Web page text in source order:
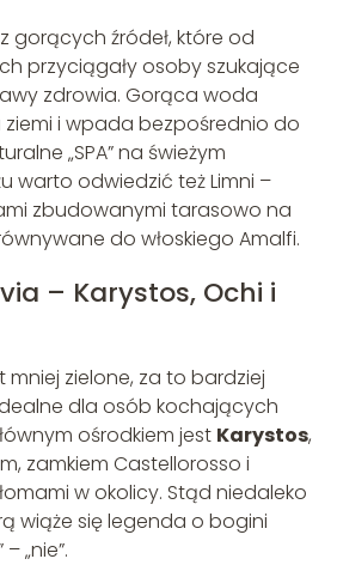
gorących źródeł, które od
przyciągały osoby szukające
zdrowia. Gorąca woda
ziemi i wpada bezpośrednio do
„SPA” na świeżym
warto odwiedzić też Limni –
zbudowanymi tarasowo na
do włoskiego Amalfi.
– Karystos, Ochi i
mniej zielone, za to bardziej
dla osób kochających
ośrodkiem jest Karystos,
zamkiem Castellorosso i
w okolicy. Stąd niedaleko
wiąże się legenda o bogini
„nie”.